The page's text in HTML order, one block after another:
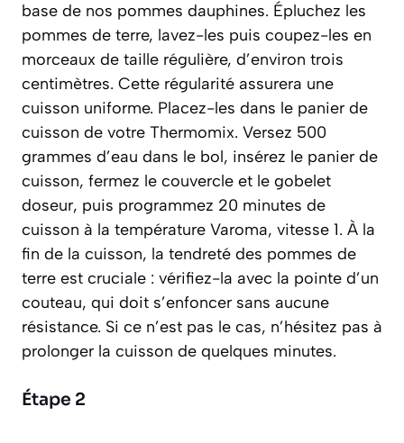
base de nos pommes dauphines. Épluchez les
pommes de terre, lavez-les puis coupez-les en
morceaux de taille régulière, d’environ trois
centimètres. Cette régularité assurera une
cuisson uniforme. Placez-les dans le panier de
cuisson de votre Thermomix. Versez 500
grammes d’eau dans le bol, insérez le panier de
cuisson, fermez le couvercle et le gobelet
doseur, puis programmez 20 minutes de
cuisson à la température Varoma, vitesse 1. À la
fin de la cuisson, la tendreté des pommes de
terre est cruciale : vérifiez-la avec la pointe d’un
couteau, qui doit s’enfoncer sans aucune
résistance. Si ce n’est pas le cas, n’hésitez pas à
prolonger la cuisson de quelques minutes.
Étape 2